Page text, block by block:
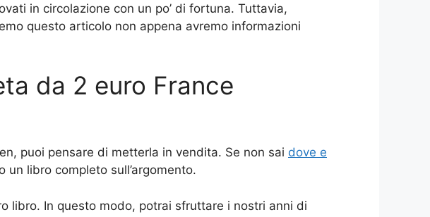
in circolazione con un po’ di fortuna. Tuttavia,
questo articolo non appena avremo informazioni
da 2 euro France
puoi pensare di metterla in vendita. Se non sai dove e
libro completo sull’argomento.
libro. In questo modo, potrai sfruttare i nostri anni di